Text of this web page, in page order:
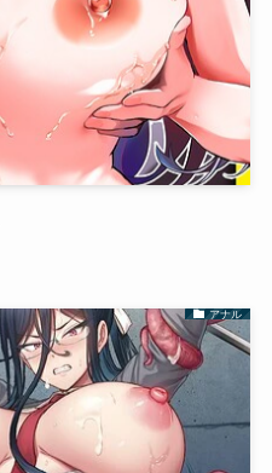
アナル